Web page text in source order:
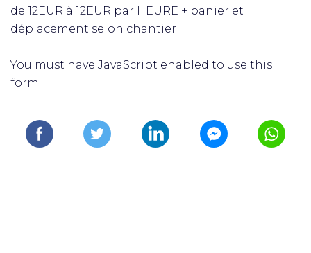
de 12EUR à 12EUR par HEURE + panier et
déplacement selon chantier
You must have JavaScript enabled to use this
form.